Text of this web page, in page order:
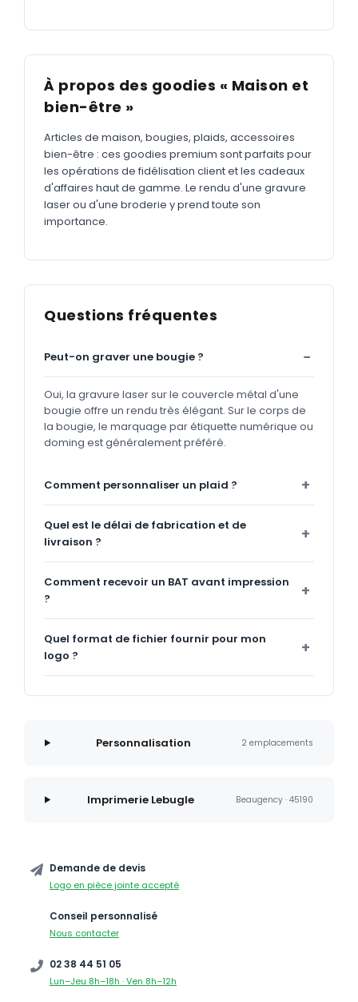
À propos des goodies « Maison et
bien-être »
Articles de maison, bougies, plaids, accessoires
bien-être : ces goodies premium sont parfaits pour
les opérations de fidélisation client et les cadeaux
d'affaires haut de gamme. Le rendu d'une gravure
laser ou d'une broderie y prend toute son
importance.
Questions fréquentes
Peut-on graver une bougie ?
Oui, la gravure laser sur le couvercle métal d'une
bougie offre un rendu très élégant. Sur le corps de
la bougie, le marquage par étiquette numérique ou
doming est généralement préféré.
Comment personnaliser un plaid ?
Quel est le délai de fabrication et de
livraison ?
Comment recevoir un BAT avant impression
?
Quel format de fichier fournir pour mon
logo ?
Personnalisation 2 emplacements
Imprimerie Lebugle Beaugency · 45190
Demande de devis
Logo en pièce jointe accepté
Conseil personnalisé
Nous contacter
02 38 44 51 05
Lun–Jeu 8h–18h · Ven 8h–12h